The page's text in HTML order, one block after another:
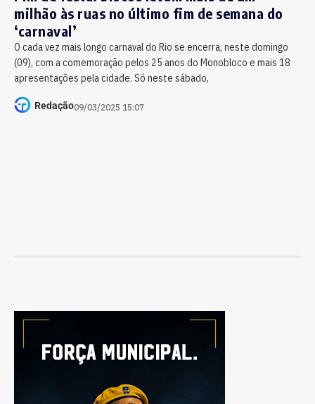
milhão às ruas no último fim de semana do
‘carnaval’
O cada vez mais longo carnaval do Rio se encerra, neste domingo
(09), com a comemoração pelos 25 anos do Monobloco e mais 18
apresentações pela cidade. Só neste sábado,
Redação09/03/2025 15:07